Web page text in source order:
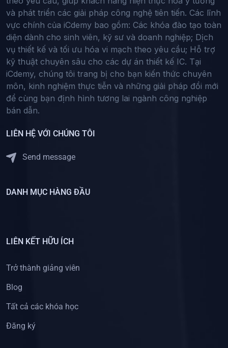
và phát triển các giải pháp công nghệ tiên tiến. Các lĩnh
vực chính của iCdemy bao gồm: Các khóa đào tạo toàn
diện dành cho sinh viên, kỹ sư và doanh nghiệp; Dịch
vụ thiết kế và tối ưu hóa vi mạch theo yêu cầu; Hỗ trợ
kỹ thuật chuyên sâu cho các dự án thiết kế IC. Tại
iCdemy, chúng tôi trang bị cho bạn kiến thức chuyên
môn, kinh nghiệm thực tiễn và những giải pháp đổi mới
để cùng bạn định hình tương lai ngành công nghiệp
bán dẫn.
LIÊN HỆ VỚI CHÚNG TÔI
Send message
DANH MỤC HÀNG ĐẦU
LIÊN KẾT HỮU ÍCH
Trở thành giảng viên
Blog
Tất cả các khóa học
Đăng ký